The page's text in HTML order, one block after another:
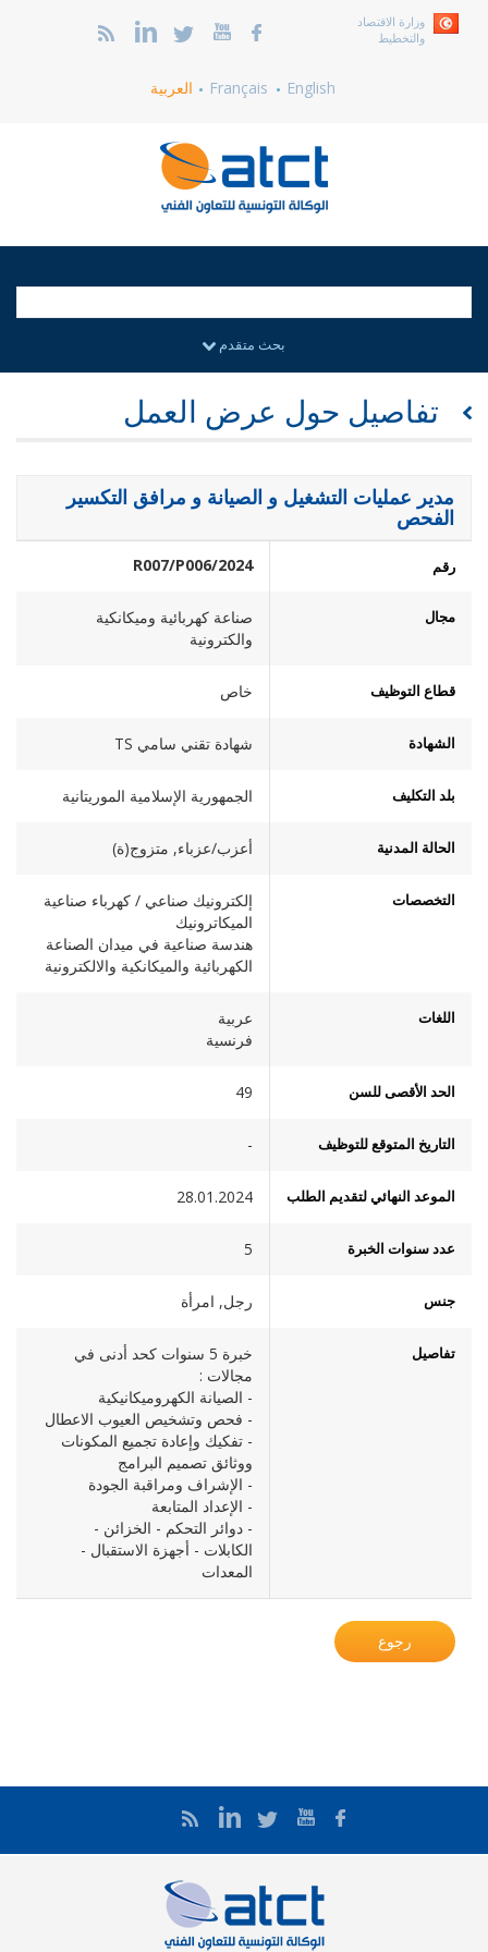
وزارة الاقتصاد
والتخطيط
English
Français العربية
بحث متقدم
تفاصيل حول عرض العمل
مدير عمليات التشغيل و الصيانة و مرافق التكسير
الفحص
رقم 2024/R007/P006
مجال
صناعة كهربائية وميكانكية
والكترونية
قطاع التوظيف خاص
الشهادة شهادة تقني سامي TS
بلد التكليف الجمهورية الإسلامية الموريتانية
الحالة المدنية أعزب/عزباء, متزوج(ة)
التخصصات
إلكترونيك صناعي / كهرباء صناعية
الميكاترونيك
هندسة صناعية في ميدان الصناعة
الكهربائية والميكانكية والالكترونية
اللغات
عربية
فرنسية
الحد الأقصى للسن 49
التاريخ المتوقع للتوظيف -
الموعد النهائي لتقديم الطلب 28.01.2024
عدد سنوات الخبرة 5
جنس رجل, امرأة
تفاصيل
خبرة 5 سنوات كحد أدنى في
مجالات :
- الصيانة الكهروميكانيكية
- فحص وتشخيص العيوب الاعطال
- تفكيك وإعادة تجميع المكونات
ووثائق تصميم البرامج
- الإشراف ومراقبة الجودة
- الإعداد المتابعة
- دوائر التحكم - الخزائن -
الكابلات - أجهزة الاستقبال -
المعدات
رجوع